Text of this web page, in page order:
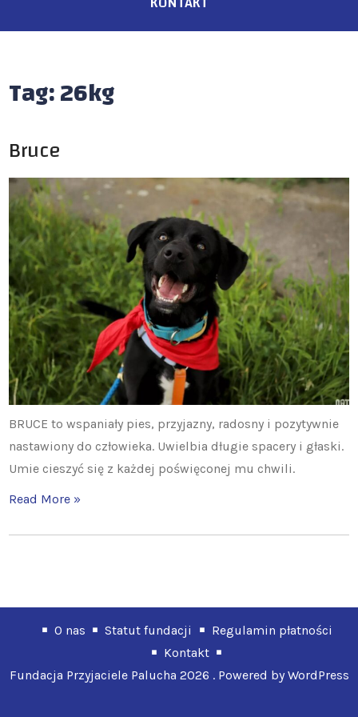
Tag:26kg
Bruce
BRUCE to wspaniały pies, przyjazny, radosny i pozytywnie
nastawiony do człowieka. Uwielbia długie spacery i głaski.
Umie cieszyć się z każdej poświęconej mu chwili.
Read More »
O nas Statut fundacji
Regulamin płatności
Kontakt
Fundacja Przyjaciele Palucha 2026 . Powered by WordPress